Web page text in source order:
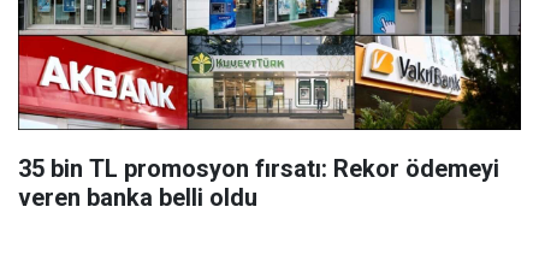
35 bin TL promosyon fırsatı: Rekor ödemeyi
veren banka belli oldu